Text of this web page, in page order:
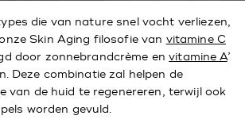
die van nature snel vocht verliezen,
Skin Aging filosofie van vitamine C
door zonnebrandcrème envitamine A’
Deze combinatie zal helpen de
van de huid te regenereren, terwijl ook
worden gevuld.